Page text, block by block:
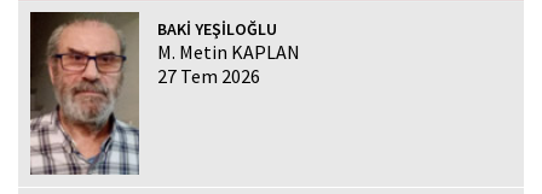
BAKİ YEŞİLOĞLU
M. Metin KAPLAN
27 Tem 2026